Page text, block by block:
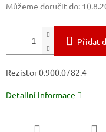
Můžeme doručit do:
Přidat
Rezistor 0.900.0782.4
Detailní informace